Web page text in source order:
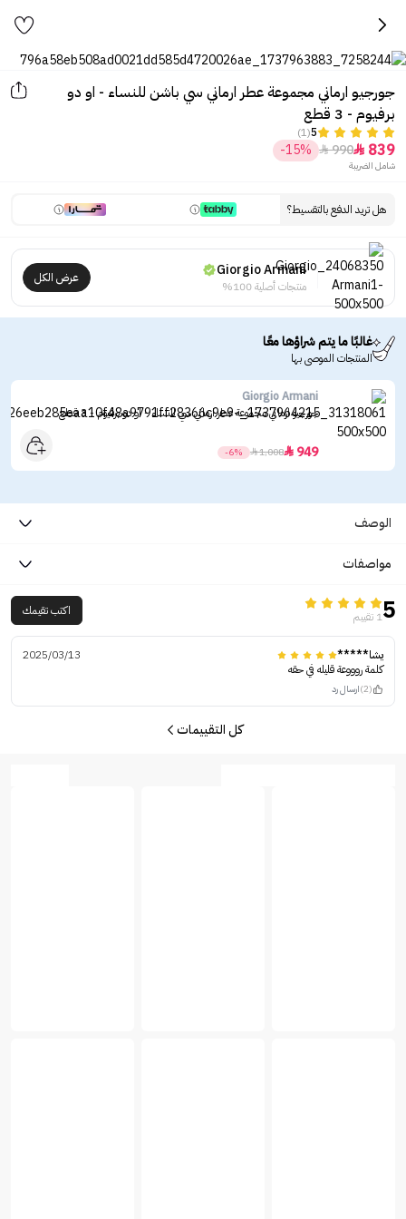
جورجيو ارماني مجموعة عطر ارماني سي باشن للنساء - او دو
برفيوم - 3 قطع
5
(1)
839

990

-15%
شامل الضريبة
هل تريد الدفع بالتقسيط؟
Giorgio Armani
منتجات أصلية 100%
عرض الكل
غالبًا ما يتم شراؤها معًا
المنتجات الموصى بها
Giorgio Armani
جورجيو ارماني مجموعة عطر ارماني سي للنساء - او دو برفيوم - 3 قطع
949

1,008

-6%
الوصف
مواصفات
51 تقييم اكتب تقيمك
يشا*****
2025/03/13
كلمة روووعة قليله في حقه
(2) ارسال رد
كل التقييمات